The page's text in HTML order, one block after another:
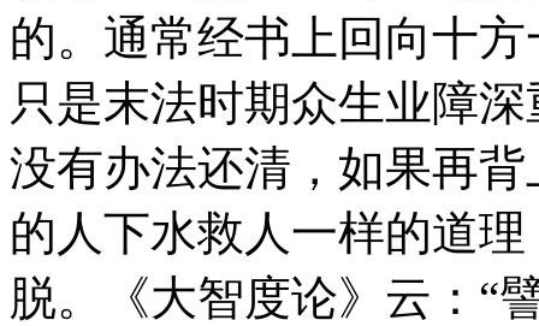
的。通常经书上回向十
只是末法时期众生业障
没有办法还清，如果再
的人下水救人一样的道
脱。《大智度论》云：“